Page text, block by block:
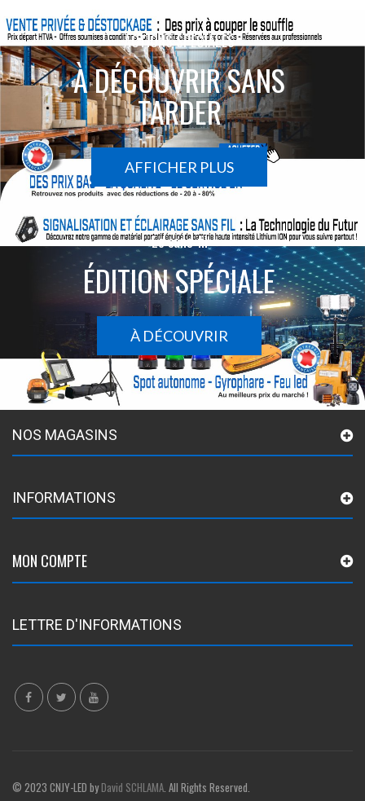
ACTIONS SPÉCIALES
À DÉCOUVRIR SANS
TARDER
AFFICHER PLUS
Le sans-fil
ÉDITION SPÉCIALE
À DÉCOUVRIR
NOS MAGASINS
INFORMATIONS
MON COMPTE
LETTRE D'INFORMATIONS
© 2023 CNJY-LED byDavid SCHLAMA. All Rights Reserved.